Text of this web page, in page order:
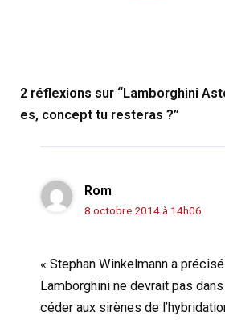
2 réflexions sur “Lamborghini
es, concept tu resteras ?”
Rom
8 octobre 2014 à 14h06
« Stephan Winkelmann a
Lamborghini ne devrait pas
céder aux sirènes de